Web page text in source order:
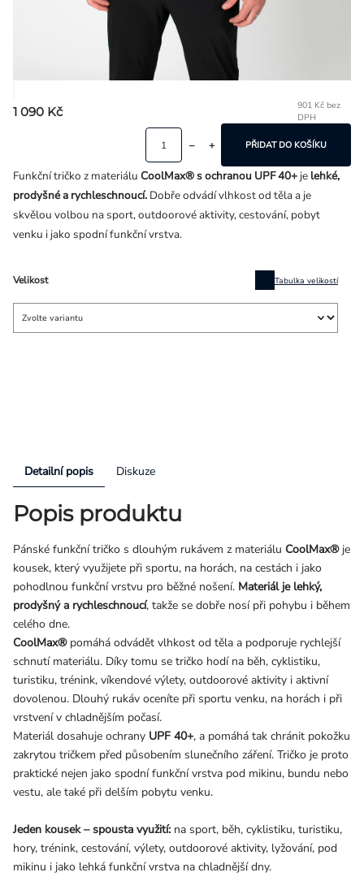
1 090 Kč
901 Kč bez
DPH
Velikost Tabulka velikostí
PŘIDAT DO KOŠÍKU
Funkční tričko z materiálu CoolMax® s ochranou UPF 40+ je lehké,
prodyšné a rychleschnoucí. Dobře odvádí vlhkost od těla a je
skvělou volbou na sport, outdoorové aktivity, cestování, pobyt
venku i jako spodní funkční vrstva.
Detailní popis Diskuze
Popis produktu
Pánské funkční tričko s dlouhým rukávem z materiálu CoolMax®je
kousek, který využijete při sportu, na horách, na cestách i jako
pohodlnou funkční vrstvu pro běžné nošení. Materiál je lehký,
prodyšný a rychleschnoucí, takže se dobře nosí při pohybu i během
celého dne.
CoolMax®pomáhá odvádět vlhkost od těla a podporuje rychlejší
schnutí materiálu. Díky tomu se tričko hodí na běh, cyklistiku,
turistiku, trénink, víkendové výlety, outdoorové aktivity i aktivní
dovolenou. Dlouhý rukáv oceníte při sportu venku, na horách i při
vrstvení v chladnějším počasí.
Materiál dosahuje ochrany UPF 40+, a pomáhá tak chránit pokožku
zakrytou tričkem před působením slunečního záření. Tričko je proto
praktické nejen jako spodní funkční vrstva pod mikinu, bundu nebo
vestu, ale také při delším pobytu venku.
Jeden kousek – spousta využití: na sport, běh, cyklistiku, turistiku,
hory, trénink, cestování, výlety, outdoorové aktivity, lyžování, pod
mikinu i jako lehká funkční vrstva na chladnější dny.